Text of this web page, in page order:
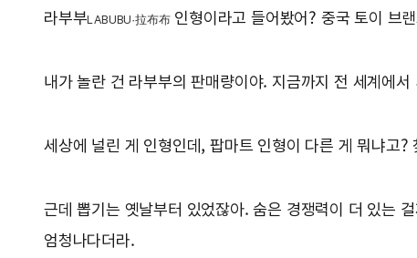
라부부LABUBU·拉布布인형이라고 들어봤어? 중국 토이 브
내가 놀란 건 라부부의 판매량이야. 지금까지 전 세계에
세상에 널린 게 인형인데, 팝마트 인형이 다른 게 뭐냐고
근데 뽑기는 옛날부터 있었잖아. 숨은 경쟁력이 더 있는
엄청나다더라.